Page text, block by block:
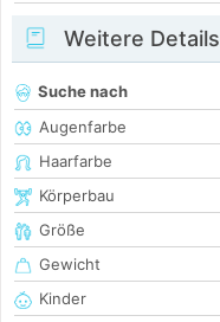
Weitere Details
Suche nach
Augenfarbe
Haarfarbe
Körperbau
Größe
Gewicht
Kinder